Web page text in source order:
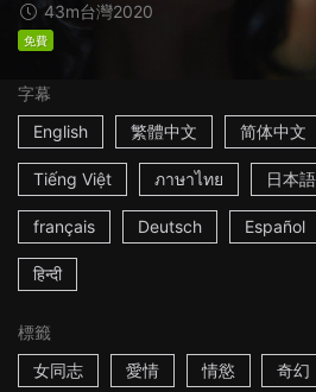
43m台灣2020
免費
字幕
English
繁體中文 简体中文
Tiếng Việt ภาษาไทย 日本語
français Deutsch Español
हिन्दी
標籤
女同志
愛情 情慾 奇幻